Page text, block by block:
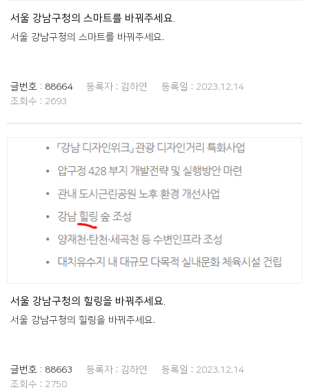
서울 강남구청의 스마트를 바꿔주세요.
서울 강남구청의 스마트를 바꿔주세요.
글번호 : 88664 등록자 : 김하연 등록일 : 2023.12.14
조회수 : 2693
서울 강남구청의 힐링을 바꿔주세요.
서울 강남구청의 힐링을 바꿔주세요.
글번호 : 88663 등록자 : 김하연 등록일 : 2023.12.14
조회수 : 2750